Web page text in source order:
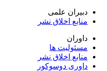
دبیران علمی
منابع اخلاق نشر
داوران
مسئولیت ها
منابع اخلاق نشر
داوری دوسوکور